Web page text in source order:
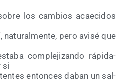
los cam­bios acae­ci­dos
natu­ral­men­te, pero avi­sé que
com­ple­ji­zan­do rápi­da­
si
enton­ces daban un sal­